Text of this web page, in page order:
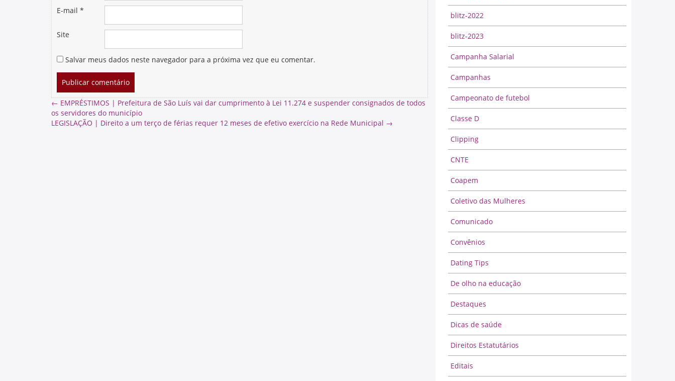
E-mail *
Site
Salvar meus dados neste navegador para a próxima vez que eu comentar.
← EMPRÉSTIMOS | Prefeitura de São Luís vai dar cumprimento à Lei 11.274 e suspender consignados de todos
os servidores do município
LEGISLAÇÃO | Direito a um terço de férias requer 12 meses de efetivo exercício na Rede Municipal →
blitz-2022
blitz-2023
Campanha Salarial
Campanhas
Campeonato de futebol
Classe D
Clipping
CNTE
Coapem
Coletivo das Mulheres
Comunicado
Convênios
Dating Tips
De olho na educação
Destaques
Dicas de saúde
Direitos Estatutários
Editais